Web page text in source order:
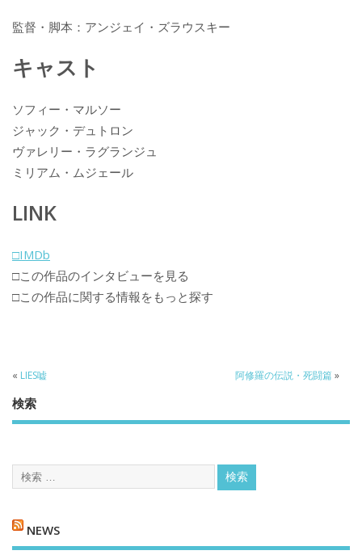
監督・脚本：アンジェイ・ズラウスキー
キャスト
ソフィー・マルソー
ジャック・デュトロン
ヴァレリー・ラグランジュ
ミリアム・ムジェール
LINK
□IMDb
□この作品のインタビューを見る
□この作品に関する情報をもっと探す
« LIES嘘 阿修羅の伝説・死闘篇»
検索
NEWS